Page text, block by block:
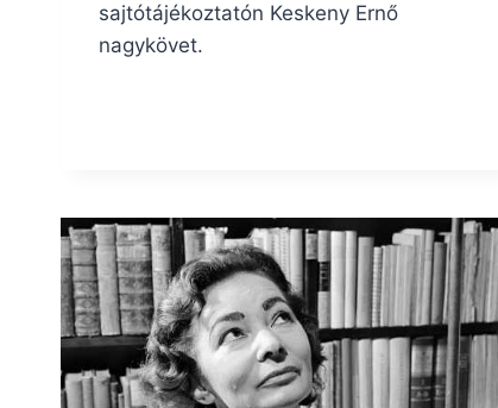
sajtótájékoztatón Keskeny Ernő
nagykövet.